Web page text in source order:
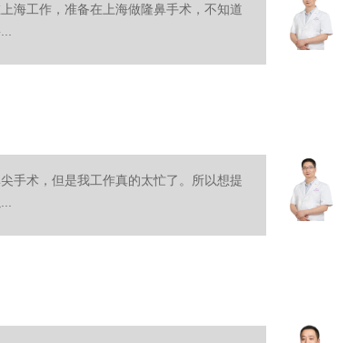
海工作，准备在上海做隆鼻手术，不知道
手术，但是我工作真的太忙了。所以想提